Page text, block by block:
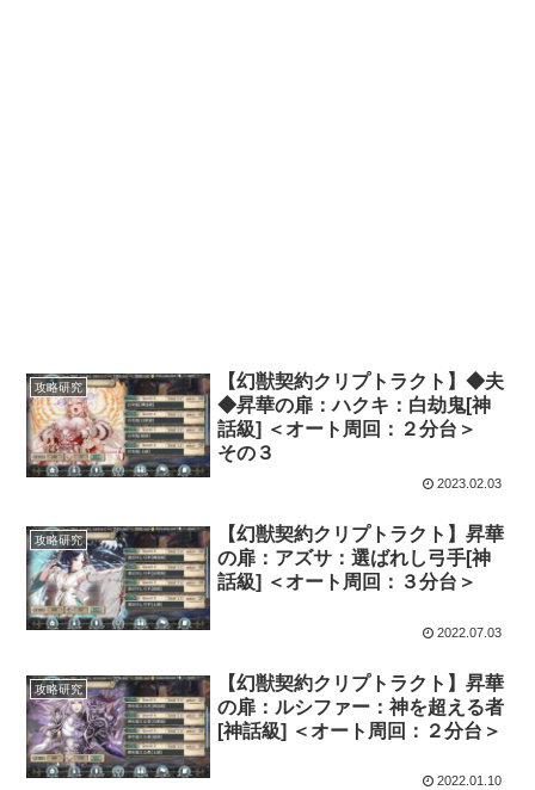
攻略研究
【幻獣契約クリプトラクト】◆夫
◆昇華の扉：ハクキ：白劫鬼[神
話級] ＜オート周回：２分台＞
その３
2023.02.03
攻略研究
【幻獣契約クリプトラクト】昇華
の扉：アズサ：選ばれし弓手[神
話級] ＜オート周回：３分台＞
2022.07.03
攻略研究
【幻獣契約クリプトラクト】昇華
の扉：ルシファー：神を超える者
[神話級] ＜オート周回：２分台＞
2022.01.10